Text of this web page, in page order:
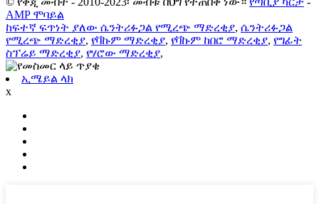
AMP ሞባይል
ከፍተኛ ፍጥነት ያለው ሴንትሪፉጋል የሚረጭ ማድረቂያ, ሴንትሪፉጋል
የሚረጭ ማድረቂያ, የቫኩም ማድረቂያ, የቫኩም ከበሮ ማድረቂያ, የግፊት
ስፕሬይ ማድረቂያ, የሃሮው ማድረቂያ,
ኢሜይል ላክ
x